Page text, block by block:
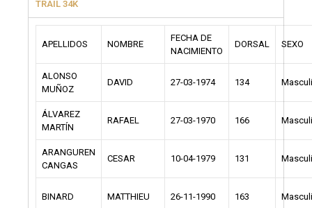
TRAIL 34K
APELLIDOS NOMBRE
FECHA DE
NACIMIENTO
DORSAL SEXO
ALONSO
MUÑOZ
DAVID 27-03-1974 134
ÁLVAREZ
MARTÍN
RAFAEL 27-03-1970 166
ARANGUREN
CANGAS
CESAR 10-04-1979 131
BINARD MATTHIEU 26-11-1990 163